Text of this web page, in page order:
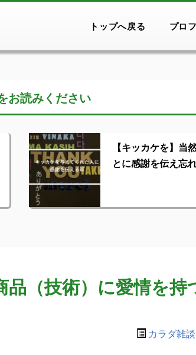
トップへ戻る プロ
お読みください
【キッカケを】当
とに感謝を伝え忘
（技術）に愛情を持
カラダ雑談